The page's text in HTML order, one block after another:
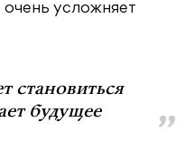
усложняет
становиться
будущее